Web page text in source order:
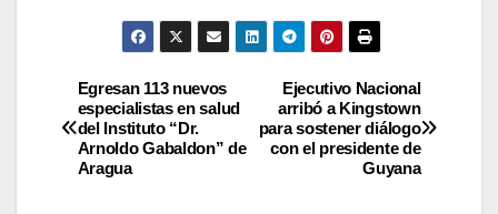
Ejecutivo Nacional
arribó a Kingstown
para sostener diálogo
con el presidente de
Guyana
Egresan 113 nuevos
especialistas en salud
del Instituto “Dr.
Arnoldo Gabaldon” de
Aragua